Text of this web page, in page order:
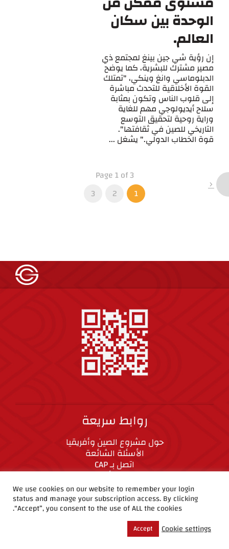
الوحدة بين سكان
العالم.
إن رؤية شي جين بينغ لمجتمع ذي
مصير مشترك للبشرية، كما يوضح
الدبلوماسي وانغ وينكي، "تمتلك
القوة الأخلاقية للتحدث مباشرة
إلى قلوب الناس وتكون بمثابة
سلاح أيديولوجي مهم للغاية
وراية روحية لتحقيق التوسع
التاريخي للصين في ثقافتها".
قوة الخطاب الدولي." يشغل ...
Page 1 of 3
1
2
3
روابط سريعة
حول مشروع الصين وأفريقيا
الأسئلة الشائعة
اتصل بـ CAP
المعايير الأخلاقية
We use cookies on our website to remember your login
status and manage your subscription access. By clicking
“Accept”, you consent to the use of ALL the cookies.
Cookie settings
Accept